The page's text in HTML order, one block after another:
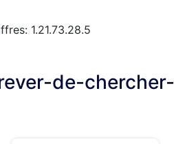
1.21.73.28.5
de-chercher-